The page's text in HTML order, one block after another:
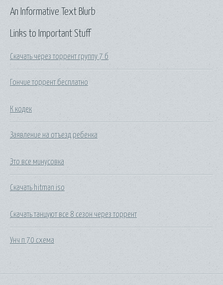
Links to Important Stuff
Скачать через торрент группу 7 б
Гончие торрент бесплатно
К кодек
Заявление на отъезд ребенка
Это все минусовка
Скачать hitman iso
Скачать танцуют все 8 сезон через торрент
Унч п 70 схема
An Informative Text Blurb